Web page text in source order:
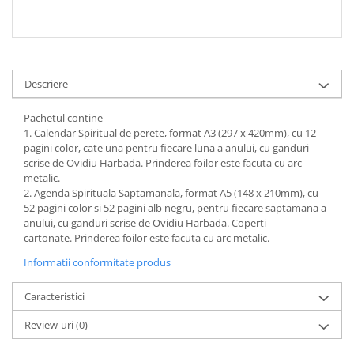
Descriere
Pachetul contine
1. Calendar Spiritual de perete, format A3 (297 x 420mm), cu 12
pagini color, cate una pentru fiecare luna a anului, cu ganduri
scrise de Ovidiu Harbada. Prinderea foilor este facuta cu arc
metalic.
2. Agenda Spirituala Saptamanala, format A5 (148 x 210mm), cu
52 pagini color si 52 pagini alb negru, pentru fiecare saptamana a
anului, cu ganduri scrise de Ovidiu Harbada. Coperti
cartonate. Prinderea foilor este facuta cu arc metalic.
Informatii conformitate produs
Caracteristici
Review-uri(0)